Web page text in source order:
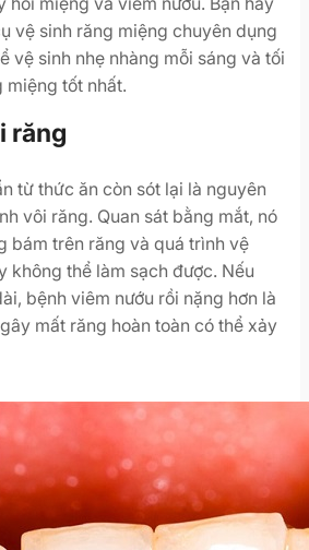
vệ sinh răng miệng chuyên dụng
vệ sinh nhẹ nhàng mỗi sáng và tối
miệng tốt nhất.
răng
từ thức ăn còn sót lại là nguyên
vôi răng. Quan sát bằng mắt, nó
bám trên răng và quá trình vệ
không thể làm sạch được. Nếu
bệnh viêm nướu rồi nặng hơn là
mất răng hoàn toàn có thể xảy